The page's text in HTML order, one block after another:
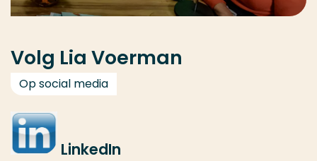
Volg Lia Voerman
Op social media
LinkedIn